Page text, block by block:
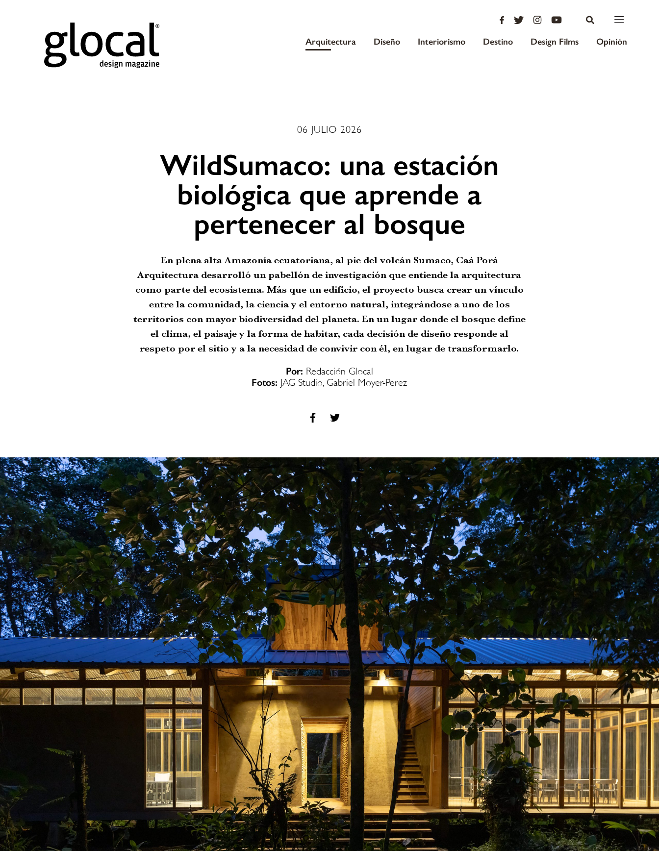
Arquitectura Diseño Interiorismo Destino Design Films Opinión
06 JULIO 2026
WildSumaco: una estación
biológica que aprende a
pertenecer al bosque
En plena alta Amazonía ecuatoriana, al pie del volcán Sumaco, Caá Porá
Arquitectura desarrolló un pabellón de investigación que entiende la arquitectura
como parte del ecosistema. Más que un edificio, el proyecto busca crear un vínculo
entre la comunidad, la ciencia y el entorno natural, integrándose a uno de los
territorios con mayor biodiversidad del planeta. En un lugar donde el bosque define
el clima, el paisaje y la forma de habitar, cada decisión de diseño responde al
respeto por el sitio y a la necesidad de convivir con él, en lugar de transformarlo.
Por: Redacción Glocal
Fotos: JAG Studio, Gabriel Moyer-Perez